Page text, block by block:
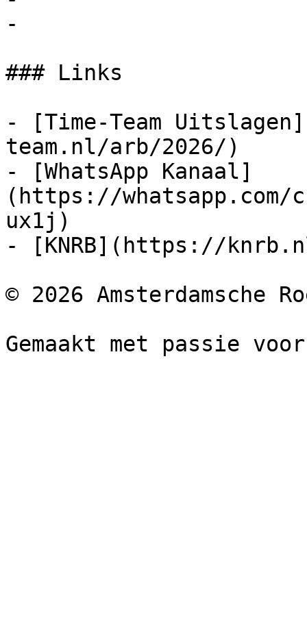
-
### Links
- [Time-Team
team.nl/arb/2026/)
- [WhatsApp Kanaal]
(https://whatsapp.com/
ux1j)
- [KNRB](https://
© 2026 Amsterdamsche